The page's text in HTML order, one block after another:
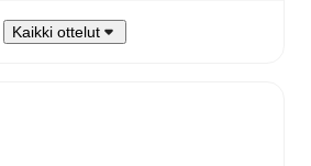
Kaikki ottelut